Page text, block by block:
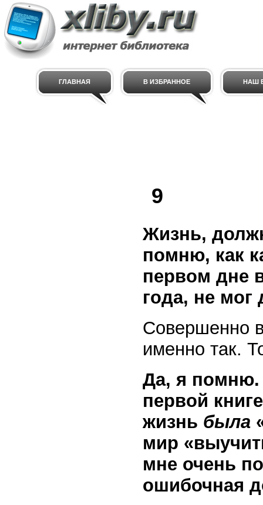
ГЛАВНАЯ В ИЗБРАННОЕ НАШ
9
Жизнь,
помню, как
первом дне
года, не мог
Совершенно
именно так.
Да, я помню.
первой
жизнь была
мир
мне очень
ошибочная